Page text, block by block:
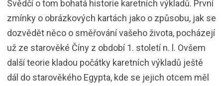
Svědčí o tom bohatá historie karetních výkladů. První
zmínky o obrázkových kartách jako o způsobu, jak se
dozvědět něco o směřování vašeho života, pocházejí
už ze starověké Číny z období 1. století n. l. Ovšem
další teorie kladou počátky karetních výkladů ještě
dál do starověkého Egypta, kde se jejich otcem měl